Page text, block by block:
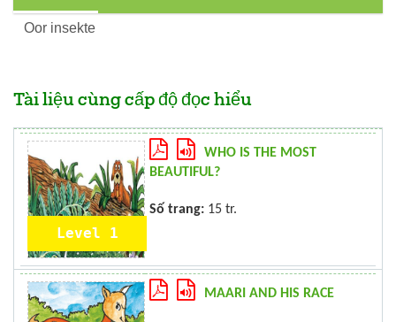
Oor insekte
Tài liệu cùng cấp độ đọc hiểu
Level 1
WHO IS THE MOST
BEAUTIFUL?
Số trang: 15 tr.
MAARI AND HIS RACE